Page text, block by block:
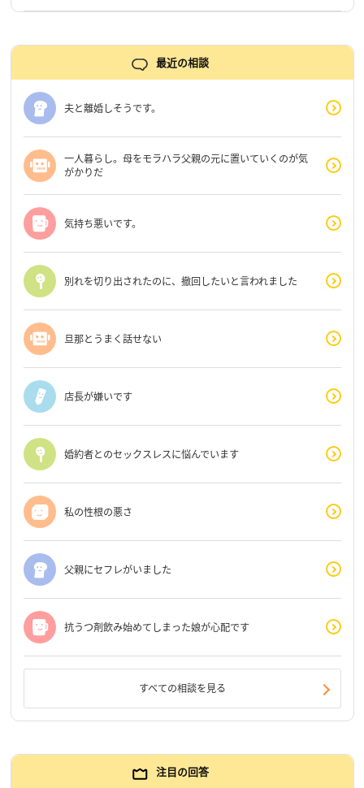
最近の相談
夫と離婚しそうです。
一人暮らし。母をモラハラ父親の元に置いていくのが気
がかりだ
気持ち悪いです。
別れを切り出されたのに、撤回したいと言われました
旦那とうまく話せない
店長が嫌いです
婚約者とのセックスレスに悩んでいます
私の性根の悪さ
父親にセフレがいました
抗うつ剤飲み始めてしまった娘が心配です
すべての相談を見る
注目の回答